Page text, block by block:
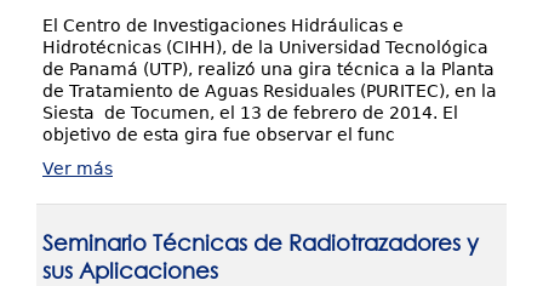
El Centro de Investigaciones Hidráulicas e
Hidrotécnicas (CIHH), de la Universidad Tecnológica
de Panamá (UTP), realizó una gira técnica a la Planta
de Tratamiento de Aguas Residuales (PURITEC), en la
Siesta de Tocumen, el 13 de febrero de 2014. El
objetivo de esta gira fue observar el func
Ver más
Seminario Técnicas de Radiotrazadores y
sus Aplicaciones